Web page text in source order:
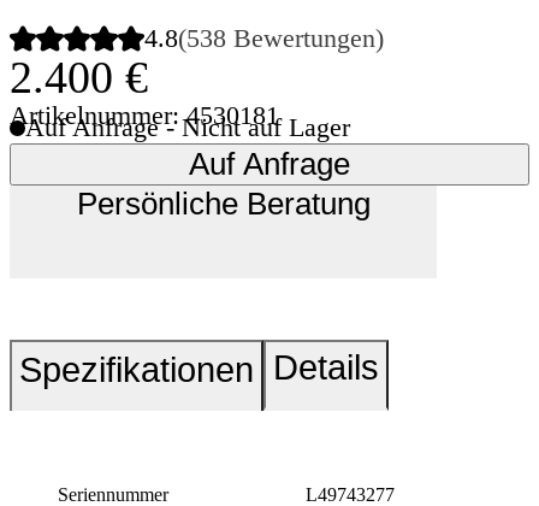
4.8(538 Bewertungen)
2.400 €
Artikelnummer: 4530181
Auf Anfrage - Nicht auf Lager
Auf Anfrage
Persönliche Beratung
Spezifikationen Details
Seriennummer
L49743277